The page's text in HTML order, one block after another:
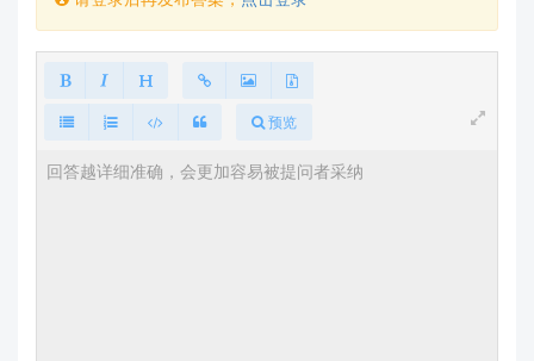
完全隔离：确保隔离后的GND_3.3V与系统其
他地线物理上完全分离，不能有任何连接点
信号隔离
：建议在信号线路上增加光耦隔离（如
PC817），特别是当控制信号从传感器到继电
器驱动电路时
续流二极管应紧贴继电器线圈放置
预览